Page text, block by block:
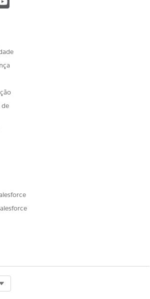
com RevenueLifecycleManagement.
on Order(after
assignments = new List
Trigger.New) {
aua = new
=
RESOLVEU SEU PROBLEMA?
Sim Não
de